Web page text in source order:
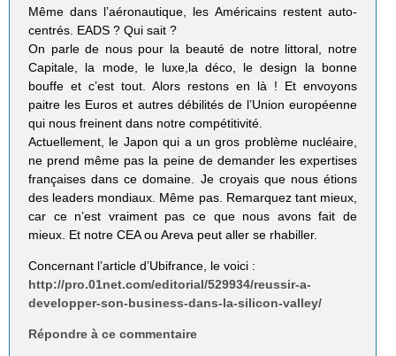
Même dans l’aéronautique, les Américains restent auto-
centrés. EADS ? Qui sait ?
On parle de nous pour la beauté de notre littoral, notre
Capitale, la mode, le luxe,la déco, le design la bonne
bouffe et c’est tout. Alors restons en là ! Et envoyons
paitre les Euros et autres débilités de l’Union européenne
qui nous freinent dans notre compétitivité.
Actuellement, le Japon qui a un gros problème nucléaire,
ne prend même pas la peine de demander les expertises
françaises dans ce domaine. Je croyais que nous étions
des leaders mondiaux. Même pas. Remarquez tant mieux,
car ce n’est vraiment pas ce que nous avons fait de
mieux. Et notre CEA ou Areva peut aller se rhabiller.
Concernant l’article d’Ubifrance, le voici :
http://pro.01net.com/editorial/529934/reussir-a-
developper-son-business-dans-la-silicon-valley/
Répondre à ce commentaire